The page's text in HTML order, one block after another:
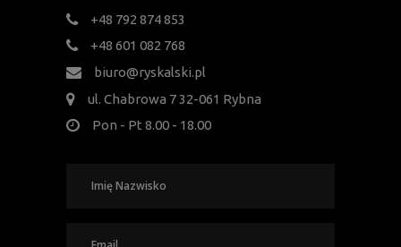
+48 792 874 853
+48 601 082 768
biuro@ryskalski.pl
ul. Chabrowa 7 32-061 Rybna
Pon - Pt 8.00 - 18.00